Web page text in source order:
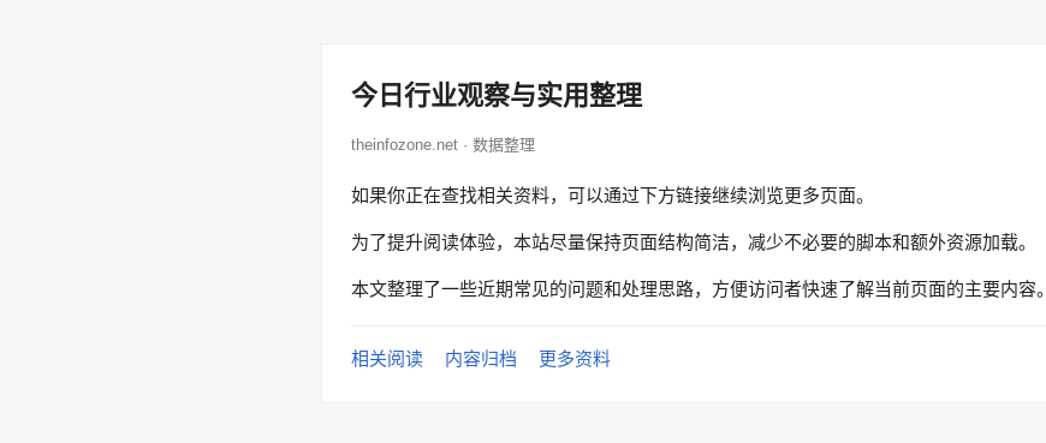
今日行业观察与实用整理
theinfozone.net · 数据整理
如果你正在查找相关资料，可以通过下方链接继续浏览更多页面。
为了提升阅读体验，本站尽量保持页面结构简洁，减少不必要的脚本和额外资源加载。
本文整理了一些近期常见的问题和处理思路，方便访问者快速了解当前页面的主要内容。
相关阅读 内容归档 更多资料